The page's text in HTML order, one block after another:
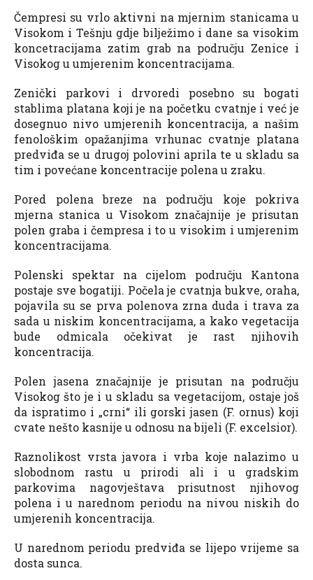
Čempresi su vrlo aktivni na mjernim stanicama u
Visokom i Tešnju gdje bilježimo i dane sa visokim
koncetracijama zatim grab na području Zenice i
Visokog u umjerenim koncentracijama.
Zenički parkovi i drvoredi posebno su bogati
stablima platana koji je na početku cvatnje i već je
dosegnuo nivo umjerenih koncentracija, a našim
fenološkim opažanjima vrhunac cvatnje platana
predviđa se u drugoj polovini aprila te u skladu sa
tim i povećane koncentracije polena u zraku.
Pored polena breze na području koje pokriva
mjerna stanica u Visokom značajnije je prisutan
polen graba i čempresa i to u visokim i umjerenim
koncentracijama.
Polenski spektar na cijelom području Kantona
postaje sve bogatiji. Počela je cvatnja bukve, oraha,
pojavila su se prva polenova zrna duda i trava za
sada u niskim koncentracijama, a kako vegetacija
bude odmicala očekivat je rast njihovih
koncentracija.
Polen jasena značajnije je prisutan na području
Visokog što je i u skladu sa vegetacijom, ostaje još
da ispratimo i „crni“ ili gorski jasen (F. ornus) koji
cvate nešto kasnije u odnosu na bijeli (F. excelsior).
Raznolikost vrsta javora i vrba koje nalazimo u
slobodnom rastu u prirodi ali i u gradskim
parkovima nagovještava prisutnost njihovog
polena i u narednom periodu na nivou niskih do
umjerenih koncentracija.
U narednom periodu predviđa se lijepo vrijeme sa
dosta sunca.